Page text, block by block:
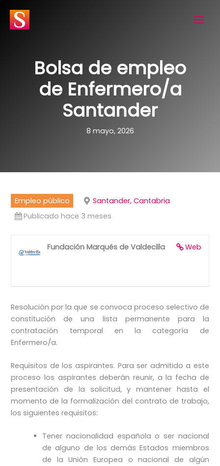
contenido
Bolsa de empleo
de Enfermero/a
Santander
8 mayo, 2026
Empleo público
Santander, Cantabria
Publicado hace 3 meses
Web
Fundación Marqués de Valdecilla
Resolución por la que se convoca proceso selectivo de
constitución de una lista permanente para la
contratación temporal en la categoría de
Enfermero/a.
Requisitos de los aspirantes. Para ser admitido a este
proceso los aspirantes deberán reunir, a la fecha de
presentación de la solicitud, y mantener hasta el
momento de la formalización del contrato de trabajo,
los siguientes requisitos:
Tener nacionalidad española o ser nacional
de alguno de los demás Estados miembros
de la Unión Europea o nacional de algún